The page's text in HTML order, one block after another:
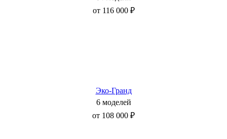
от 116 000 ₽
Эко-Гранд
6 моделей
от 108 000 ₽